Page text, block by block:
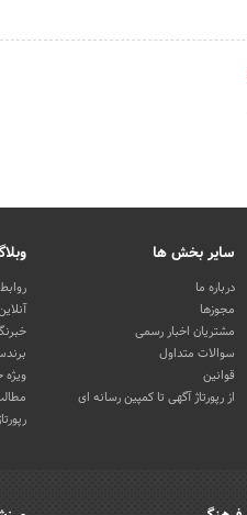
سایر بخش ها
درباره ما
مجوزها
مشتریان اخبار رسمی
سوالات متداول
قوانین
از رپورتاژ آگهی تا کمپین رسانه ای
ویژه